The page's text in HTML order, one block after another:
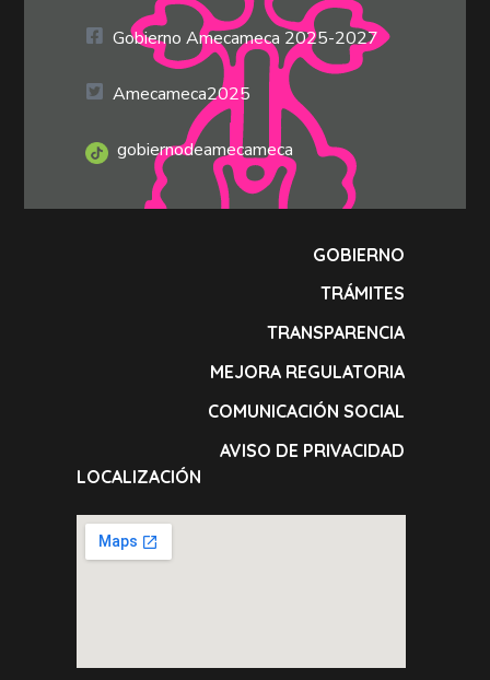
Gobierno Amecameca 2025-2027
Amecameca2025
gobiernodeamecameca
GOBIERNO
TRÁMITES
TRANSPARENCIA
MEJORA REGULATORIA
COMUNICACIÓN SOCIAL
AVISO DE PRIVACIDAD
LOCALIZACIÓN